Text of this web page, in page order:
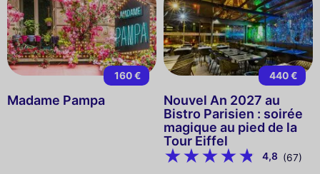
160 €
Madame Pampa
440 €
Nouvel An 2027 au
Bistro Parisien : soirée
magique au pied de la
Tour Eiffel
4,8 (67)